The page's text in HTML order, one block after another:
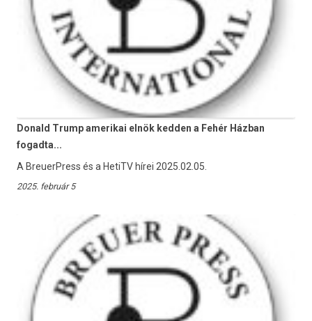
Donald Trump amerikai elnök kedden a Fehér Házban
fogadta...
A BreuerPress és a HetiTV hírei 2025.02.05.
2025. február 5